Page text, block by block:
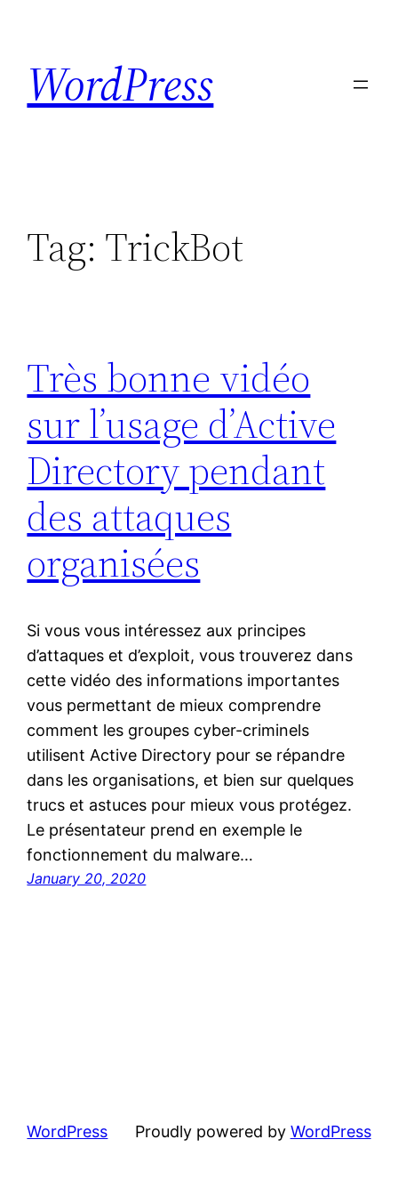
content
WordPress
Tag: TrickBot
Très bonne vidéo
sur l’usage d’Active
Directory pendant
des attaques
organisées
Si vous vous intéressez aux principes
d’attaques et d’exploit, vous trouverez dans
cette vidéo des informations importantes
vous permettant de mieux comprendre
comment les groupes cyber-criminels
utilisent Active Directory pour se répandre
dans les organisations, et bien sur quelques
trucs et astuces pour mieux vous protégez.
Le présentateur prend en exemple le
fonctionnement du malware…
January 20, 2020
WordPress Proudly powered by WordPress